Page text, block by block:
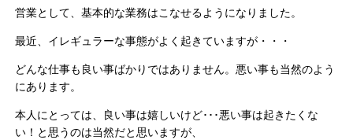
営業として、基本的な業務はこなせるようになりました。
最近、イレギュラーな事態がよく起きていますが・・・
どんな仕事も良い事ばかりではありません。悪い事も当然のよう
にあります。
本人にとっては、良い事は嬉しいけど･･･悪い事は起きたくな
い！と思うのは当然だと思いますが、